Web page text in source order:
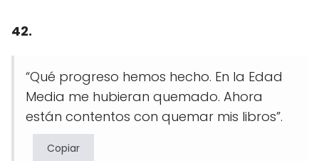
42.
“Qué progreso hemos hecho. En la Edad
Media me hubieran quemado. Ahora
están contentos con quemar mis libros”.
Copiar